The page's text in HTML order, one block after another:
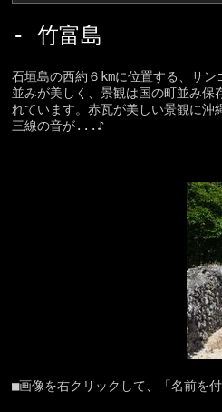
- 竹富島
石垣島の西約６kmに位置する、サ
並みが美しく、景観は国の町並み保
れています。赤瓦が美しい景観に沖
三線の音が...♪
■画像を右クリックして、「名前を